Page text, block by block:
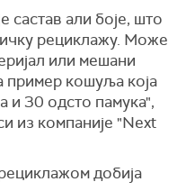
састав али боје, што
рециклажу. Може
или мешани
пример кошуља која
и 30 одсто памука",
из компаније "Next
добија